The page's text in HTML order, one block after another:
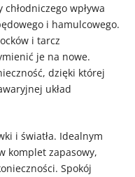
wpływa
i hamulcowego.
i tarcz
je na nowe.
dzięki której
układ
i światła. Idealnym
komplet zapasowy,
Spokój